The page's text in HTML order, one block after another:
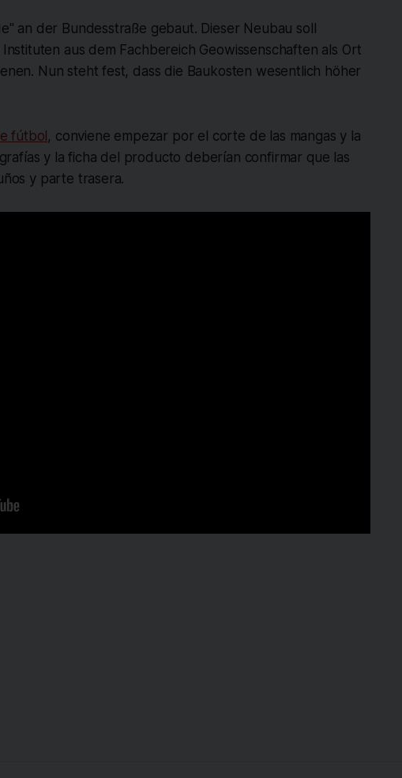
an der Bundesstraße gebaut. Dieser Neubau soll
aus dem Fachbereich Geowissenschaften als Ort
Nun steht fest, dass die Baukosten wesentlich höher
fútbol , conviene empezar por el corte de las mangas y la
y la ficha del producto deberían confirmar que las
y parte trasera.